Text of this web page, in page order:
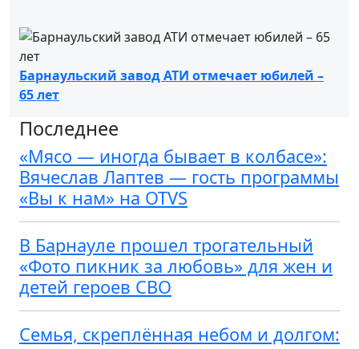
Барнаульский завод АТИ отмечает юбилей –
65 лет
Последнее
«Мясо — иногда бывает в колбасе»:
Вячеслав Лаптев — гость программы
«Вы к нам» на OTVS
В Барнауле прошел трогательный
«Фото пикник за любовь» для жен и
детей героев СВО
Семья, скреплённая небом и долгом: